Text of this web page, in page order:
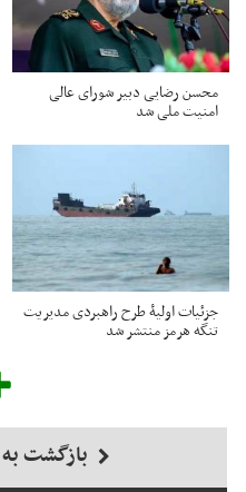
محسن رضایی دبیر شورای عالی
امنیت ملی شد
جزئیات اولیۀ طرح راهبردی مدیریت
تنگه هرمز منتشر شد
بازگشت